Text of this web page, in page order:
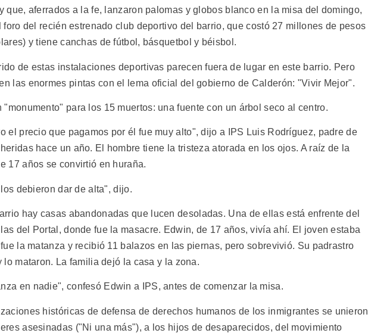
que, aferrados a la fe, lanzaron palomas y globos blanco en la misa del domingo,
del recién estrenado club deportivo del barrio, que costó 27 millones de pesos
y tiene canchas de fútbol, básquetbol y béisbol.
de estas instalaciones deportivas parecen fuera de lugar en este barrio. Pero
las enormes pintas con el lema oficial del gobierno de Calderón: "Vivir Mejor".
"monumento" para los 15 muertos: una fuente con un árbol seco al centro.
el precio que pagamos por él fue muy alto", dijo a IPS Luis Rodríguez, padre de
hace un año. El hombre tiene la tristeza atorada en los ojos. A raíz de la
17 años se convirtió en huraña.
debieron dar de alta", dijo.
hay casas abandonadas que lucen desoladas. Una de ellas está enfrente del
del Portal, donde fue la masacre. Edwin, de 17 años, vivía ahí. El joven estaba
la matanza y recibió 11 balazos en las piernas, pero sobrevivió. Su padrastro
lo mataron. La familia dejó la casa y la zona.
en nadie", confesó Edwin a IPS, antes de comenzar la misa.
históricas de defensa de derechos humanos de los inmigrantes se unieron
asesinadas ("Ni una más"), a los hijos de desaparecidos, del movimiento